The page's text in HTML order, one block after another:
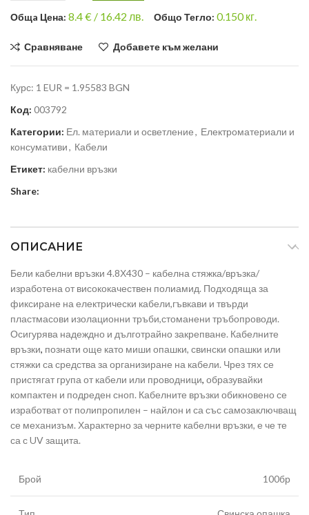
Общa Цена: 8.4€ / 16.42 лв. Общо Тегло: 0.150кг.
Сравняване Добавете към желани
Курс: 1 EUR = 1.95583 BGN
Код: 003792
Категории: Ел. материали и осветление, Електроматериали и
консумативи, Кабели
Етикет: кабелни връзки
Share:
ОПИСАНИЕ
Бели кабелни връзки 4.8Х430 – кабелна стяжка/връзка/
изработена от висококачествен полиамид. Подходяща за
фиксиране на електрически кабели,гъвкави и твърди
пластмасови изолационни тръби,стоманени тръбопроводи.
Осигурява надеждно и дълготрайно закрепване. Кабелните
връзки, познати още като миши опашки, свински опашки или
стяжки са средства за организиране на кабели. Чрез тях се
пристягат група от кабели или проводници, образувайки
компактен и подреден сноп. Кабелните връзки обикновено се
изработват от полипропилен – найлон и са със самозаключващ
се механизъм. Характерно за черните кабелни връзки, е че те
са с UV защита.
Брой 100бр